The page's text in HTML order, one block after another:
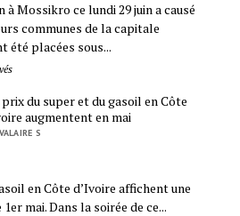
Mossikro ce lundi 29 juin a causé
communes de la capitale
été placées sous...
du super et du gasoil en Côte
augmentent en mai
S
en Côte d’Ivoire affichent une
mai. Dans la soirée de ce...